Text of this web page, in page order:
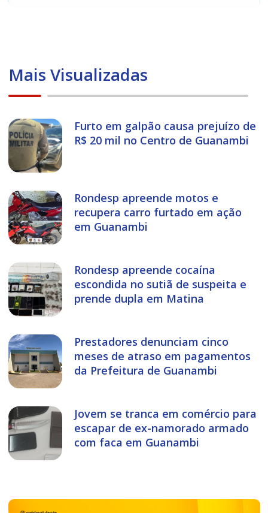
Mais Visualizadas
Furto em galpão causa prejuízo de
R$ 20 mil no Centro de Guanambi
Rondesp apreende motos e
recupera carro furtado em ação
em Guanambi
Rondesp apreende cocaína
escondida no sutiã de suspeita e
prende dupla em Matina
Prestadores denunciam cinco
meses de atraso em pagamentos
da Prefeitura de Guanambi
Jovem se tranca em comércio para
escapar de ex-namorado armado
com faca em Guanambi